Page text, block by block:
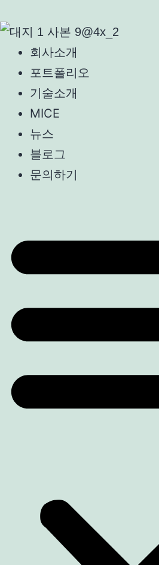
회사소개
포트폴리오
기술소개
MICE
뉴스
블로그
문의하기